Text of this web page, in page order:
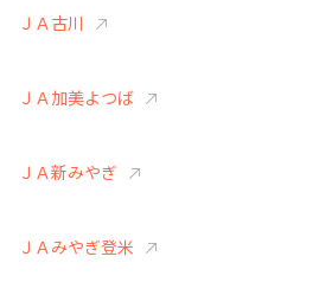
ＪＡ古川
ＪＡ加美よつば
ＪＡ新みやぎ
ＪＡみやぎ登米